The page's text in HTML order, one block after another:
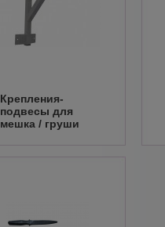
Крепления-
подвесы для
мешка / груши